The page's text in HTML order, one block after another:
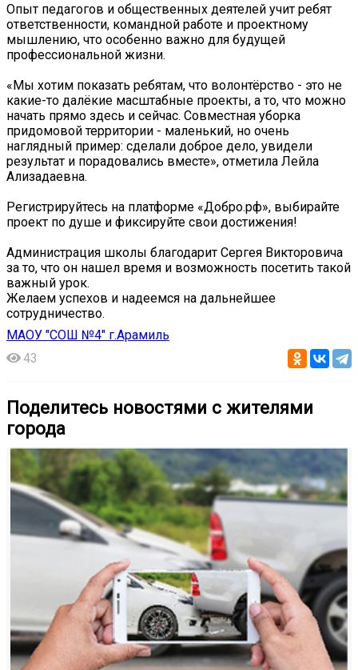
Опыт педагогов и общественных деятелей учит ребят
ответственности, командной работе и проектному
мышлению, что особенно важно для будущей
профессиональной жизни.
«Мы хотим показать ребятам, что волонтёрство - это не
какие-то далёкие масштабные проекты, а то, что можно
начать прямо здесь и сейчас. Совместная уборка
придомовой территории - маленький, но очень
наглядный пример: сделали доброе дело, увидели
результат и порадовались вместе», отметила Лейла
Ализадаевна.
Регистрируйтесь на платформе «Добро.рф», выбирайте
проект по душе и фиксируйте свои достижения!
Администрация школы благодарит Сергея Викторовича
за то, что он нашел время и возможность посетить такой
важный урок.
Желаем успехов и надеемся на дальнейшее
сотрудничество.
МАОУ "СОШ №4" г.Арамиль
43
Поделитесь новостями с жителями
города